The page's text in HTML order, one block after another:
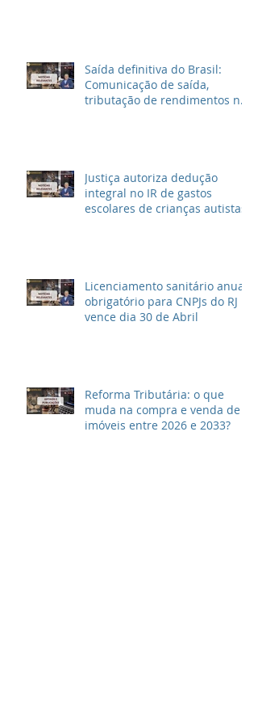
Saída definitiva do Brasil:
Comunicação de saída,
tributação de rendimentos no
Justiça autoriza dedução
integral no IR de gastos
escolares de crianças autistas
Licenciamento sanitário anual
obrigatório para CNPJs do RJ
vence dia 30 de Abril
Reforma Tributária: o que
muda na compra e venda de
imóveis entre 2026 e 2033?